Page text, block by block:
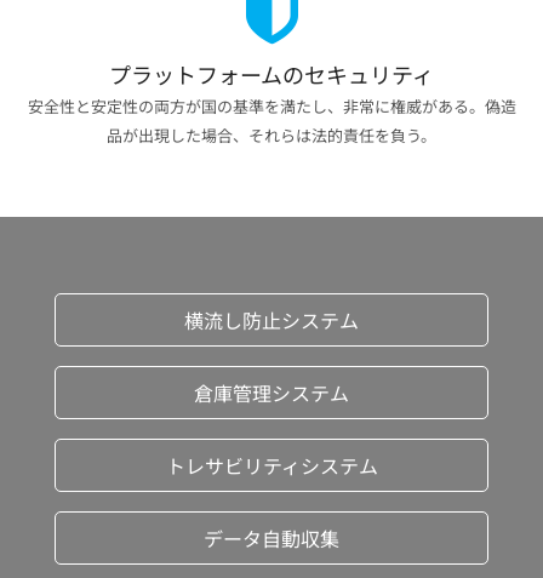
プラットフォームのセキュリティ
安全性と安定性の両方が国の基準を満たし、非常に権威がある。偽造
品が出現した場合、それらは法的責任を負う。
横流し防止システム
倉庫管理システム
トレサビリティシステム
データ自動収集